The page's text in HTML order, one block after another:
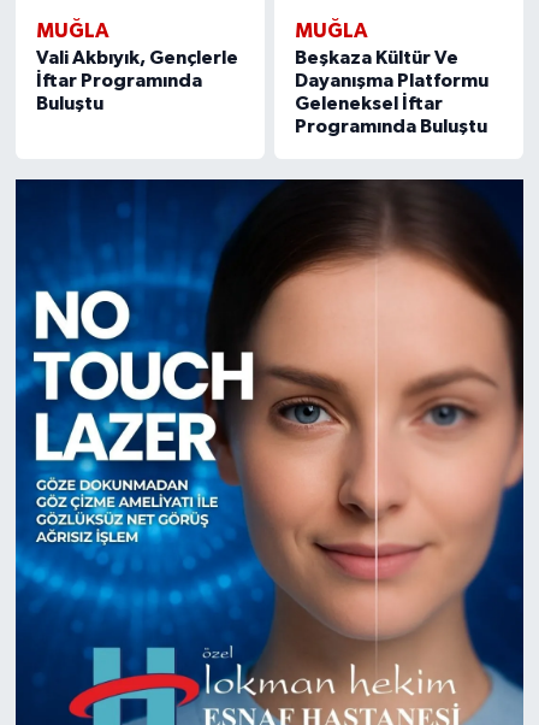
MUĞLA
Vali Akbıyık, Gençlerle
İftar Programında
Buluştu
MUĞLA
Beşkaza Kültür Ve
Dayanışma Platformu
Geleneksel İftar
Programında Buluştu